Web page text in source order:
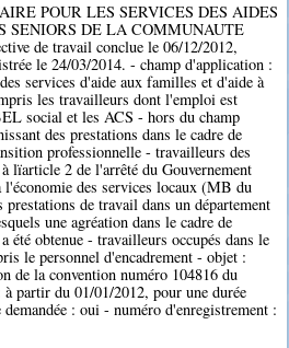
POUR LES SERVICES DES AIDES
SENIORS DE LA COMMUNAUTE
de travail conclue le 06/12/2012,
le 24/03/2014. - champ d'application :
services d'aide aux familles et d'aide à
les travailleurs dont l'emploi est
social et les ACS - hors du champ
des prestations dans le cadre de
professionnelle - travailleurs des
lïarticle 2 de l'arrêté du Gouvernement
des services locaux (MB du
de travail dans un département
une agréation dans le cadre de
été obtenue - travailleurs occupés dans le
le personnel d'encadrement - objet :
de la convention numéro 104816 du
partir du 01/01/2012, pour une durée
: oui - numéro d'enregistrement :